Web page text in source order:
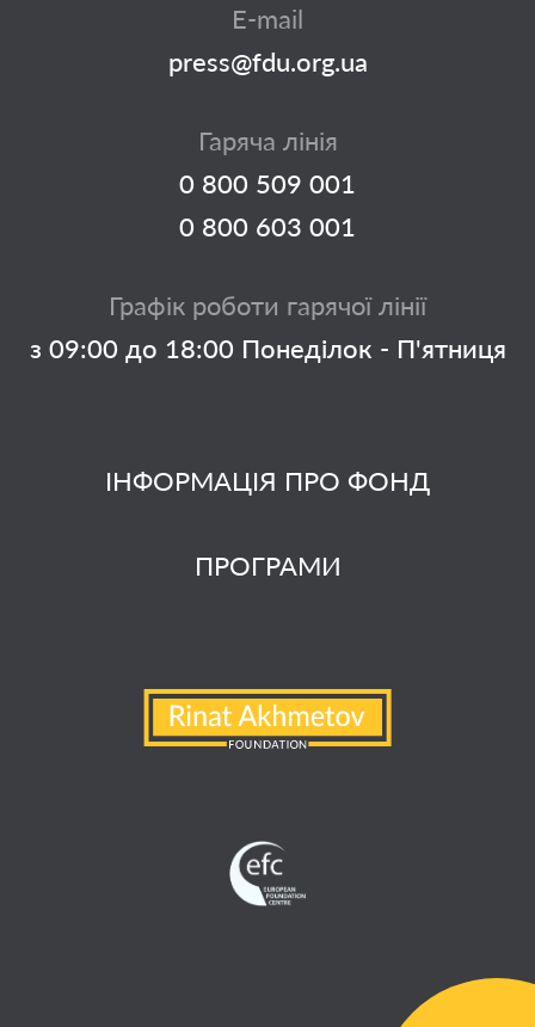
ІНФОРМАЦІЯ ПРО ФОНД
ПРОГРАМИ
E-mail
press@fdu.org.ua
Гаряча лінія
0 800 509 001
0 800 603 001
Графік роботи гарячої лінії
з 09:00 до 18:00 Понеділок - П'ятниця